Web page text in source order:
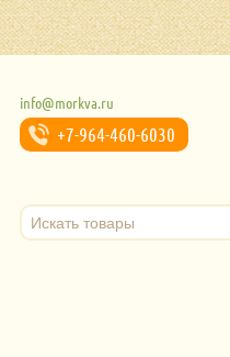
info@morkva.ru
+7-964-460-6030